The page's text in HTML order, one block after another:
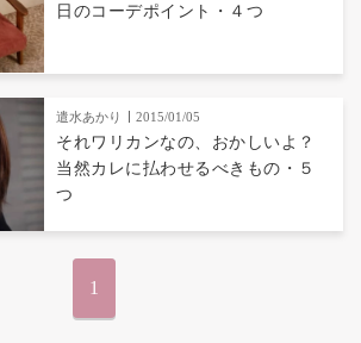
日のコーデポイント・４つ
遣水あかり 2015/01/05
それワリカンなの、おかしいよ？
当然カレに払わせるべきもの・５
つ
1